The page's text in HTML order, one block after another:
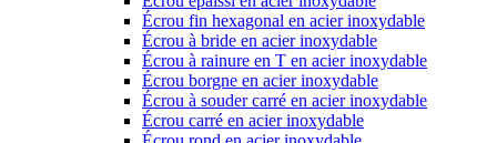
Écrou fin hexagonal en acier inoxydable
Écrou à bride en acier inoxydable
Écrou à rainure en T en acier inoxydable
Écrou borgne en acier inoxydable
Écrou à souder carré en acier inoxydable
Écrou carré en acier inoxydable